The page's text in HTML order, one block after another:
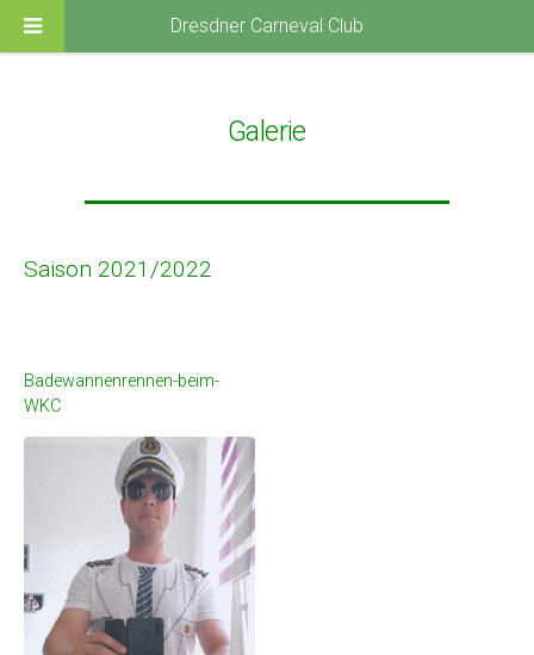
Galerie
Saison 2021/2022
Badewannenrennen-beim-
WKC
Dresdner Carneval Club